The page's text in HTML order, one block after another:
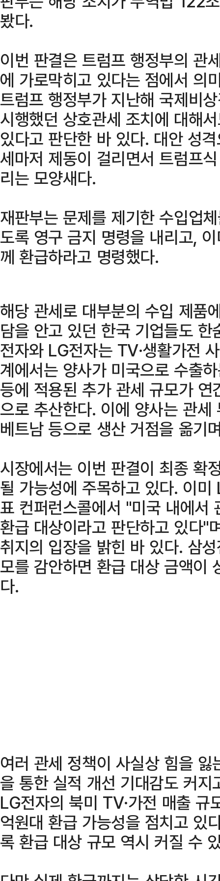
봤다.
이번 판결은 트럼프 행정부의 관
에 가로막히고 있다는 점에서 의
트럼프 행정부가 지난해 국제비
시행했던 상호관세 조치에 대해
있다고 판단한 바 있다. 대안 성
세마저 제동이 걸리면서 트럼프
리는 모양새다.
재판부는 문제를 제기한 수입업
도록 영구 금지 명령을 내리고,
께 환급하라고 명령했다.
해당 관세로 대부분의 수입 제품
담을 안고 있던 한국 기업들도
전자와 LG전자는 TV·생활가전
계에서는 양사가 미국으로 수출
등에 적용된 추가 관세 규모가
으로 추산한다. 이에 양사는 관
베트남 등으로 생산 거점을 옮기
시장에서는 이번 판결이 최종 확
될 가능성에 주목하고 있다. 이
표 컨퍼런스콜에서 "미국 내에서
환급 대상이라고 판단하고 있다"
취지의 입장을 밝힌 바 있다. 삼
모를 감안하면 환급 대상 금액이
다.
여러 관세 정책이 사실상 힘을
을 통한 실적 개선 기대감도 커
LG전자의 북미 TV·가전 매출 규
억원대 환급 가능성을 점치고 있
록 환급 대상 규모 역시 커질 수